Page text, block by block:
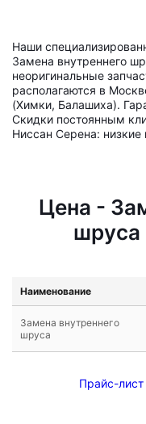
Наши
Замена внутреннего
неоригинальные
располагаются в
(Химки, Балашиха).
Скидки постоянным
Ниссан Серена: низкие
Цена -
шруса
Наименование
Замена внутреннего
шруса
Прайс-